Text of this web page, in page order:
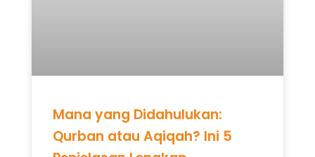
Mana yang Didahulukan:
Qurban atau Aqiqah? Ini 5